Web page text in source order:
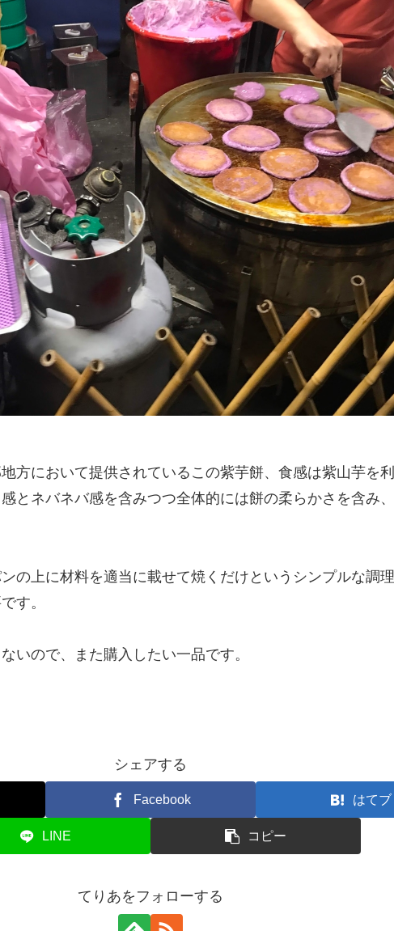
方において提供されているこの紫芋餅、食感は紫山芋を
とネバネバ感を含みつつ全体的には餅の柔らかさを含み
の上に材料を適当に載せて焼くだけというシンプルな調理
す。
いので、また購入したい一品です。
シェアする
Facebook はてブ
LINE コピー
てりあをフォローする